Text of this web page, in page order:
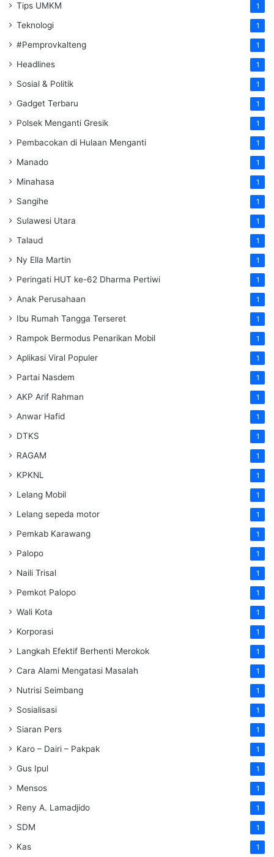
Tips UMKM 1
Teknologi 1
#Pemprovkalteng 1
Headlines 1
Sosial & Politik 1
Gadget Terbaru 1
Polsek Menganti Gresik 1
Pembacokan di Hulaan Menganti 1
Manado 1
Minahasa 1
Sangihe 1
Sulawesi Utara 1
Talaud 1
Ny Ella Martin 1
Peringati HUT ke-62 Dharma Pertiwi 1
Anak Perusahaan 1
Ibu Rumah Tangga Terseret 1
Rampok Bermodus Penarikan Mobil 1
Aplikasi Viral Populer 1
Partai Nasdem 1
AKP Arif Rahman 1
Anwar Hafid 1
DTKS 1
RAGAM 1
KPKNL 1
Lelang Mobil 1
Lelang sepeda motor 1
Pemkab Karawang 1
Palopo 1
Naili Trisal 1
Pemkot Palopo 1
Wali Kota 1
Korporasi 1
Langkah Efektif Berhenti Merokok 1
Cara Alami Mengatasi Masalah 1
Nutrisi Seimbang 1
Sosialisasi 1
Siaran Pers 1
Karo – Dairi – Pakpak 1
Gus Ipul 1
Mensos 1
Reny A. Lamadjido 1
SDM 1
Kas 1